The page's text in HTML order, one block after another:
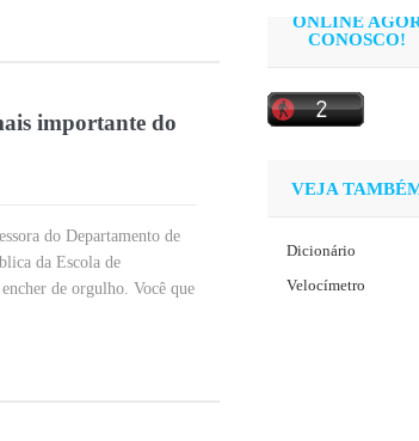
importante do
do Departamento de
da Escola de
de orgulho. Você que
ONLINE
CONOSCO!
VEJA
Dicionário
Velocímetro